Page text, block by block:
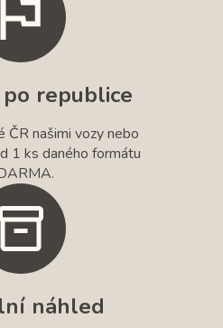
republice
ČR našimi vozy nebo
1 ks daného formátu
náhled